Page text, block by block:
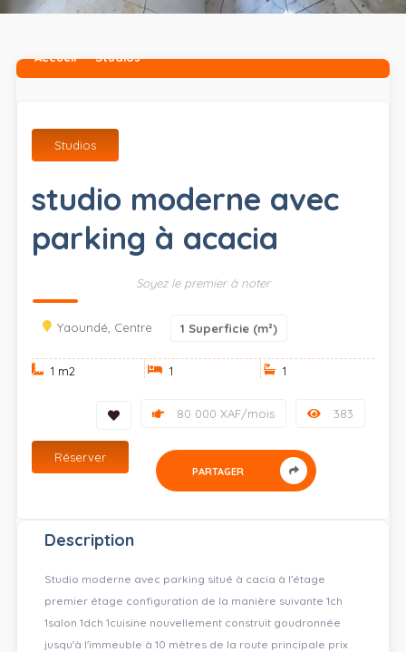
Accueil Studios
Studios
studio moderne avec
parking à acacia
Soyez le premier à noter
Yaoundé, Centre 1 Superficie (m²)
1 m2 1 1
383
80 000 XAF/mois
Réserver
PARTAGER
Description
Studio moderne avec parking situé à cacia à l'étage
premier étage configuration de la manière suivante 1ch
1salon 1dch 1cuisine nouvellement construit goudronnée
jusqu'à l'immeuble à 10 mètres de la route principale prix